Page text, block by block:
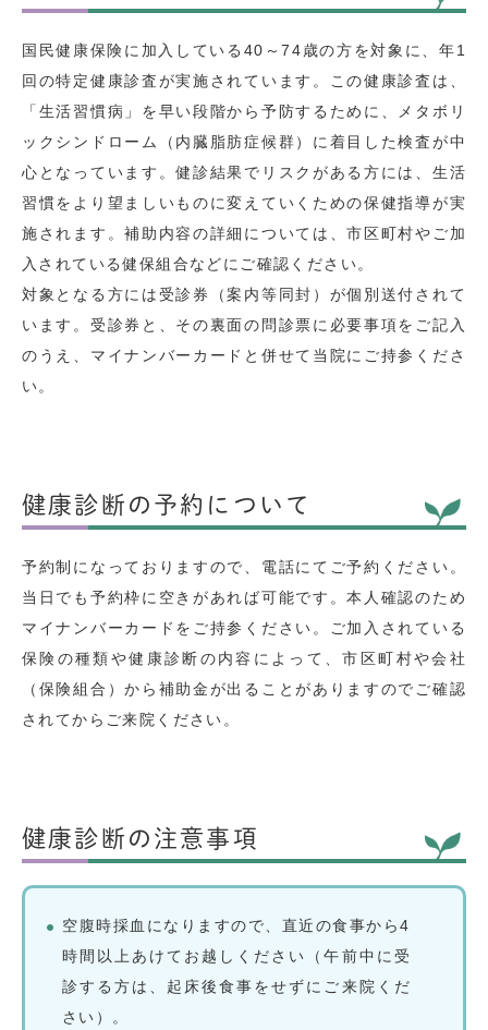
国民健康保険に加入している40～74歳の方を対象に、年1
回の特定健康診査が実施されています。この健康診査は、
「生活習慣病」を早い段階から予防するために、メタボリ
ックシンドローム（内臓脂肪症候群）に着目した検査が中
心となっています。健診結果でリスクがある方には、生活
習慣をより望ましいものに変えていくための保健指導が実
施されます。補助内容の詳細については、市区町村やご加
入されている健保組合などにご確認ください。
対象となる方には受診券（案内等同封）が個別送付されて
います。受診券と、その裏面の問診票に必要事項をご記入
のうえ、マイナンバーカードと併せて当院にご持参くださ
い。
健康診断の予約について
予約制になっておりますので、電話にてご予約ください。
当日でも予約枠に空きがあれば可能です。本人確認のため
マイナンバーカードをご持参ください。ご加入されている
保険の種類や健康診断の内容によって、市区町村や会社
（保険組合）から補助金が出ることがありますのでご確認
されてからご来院ください。
健康診断の注意事項
空腹時採血になりますので、直近の食事から4
時間以上あけてお越しください（午前中に受
診する方は、起床後食事をせずにご来院くだ
さい）。